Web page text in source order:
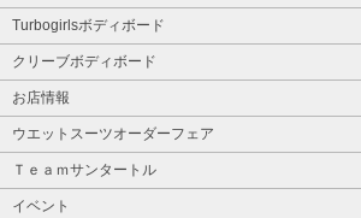
Turbogirlsボディボード
クリーブボディボード
お店情報
ウエットスーツオーダーフェア
Ｔｅａｍサンタートル
イベント